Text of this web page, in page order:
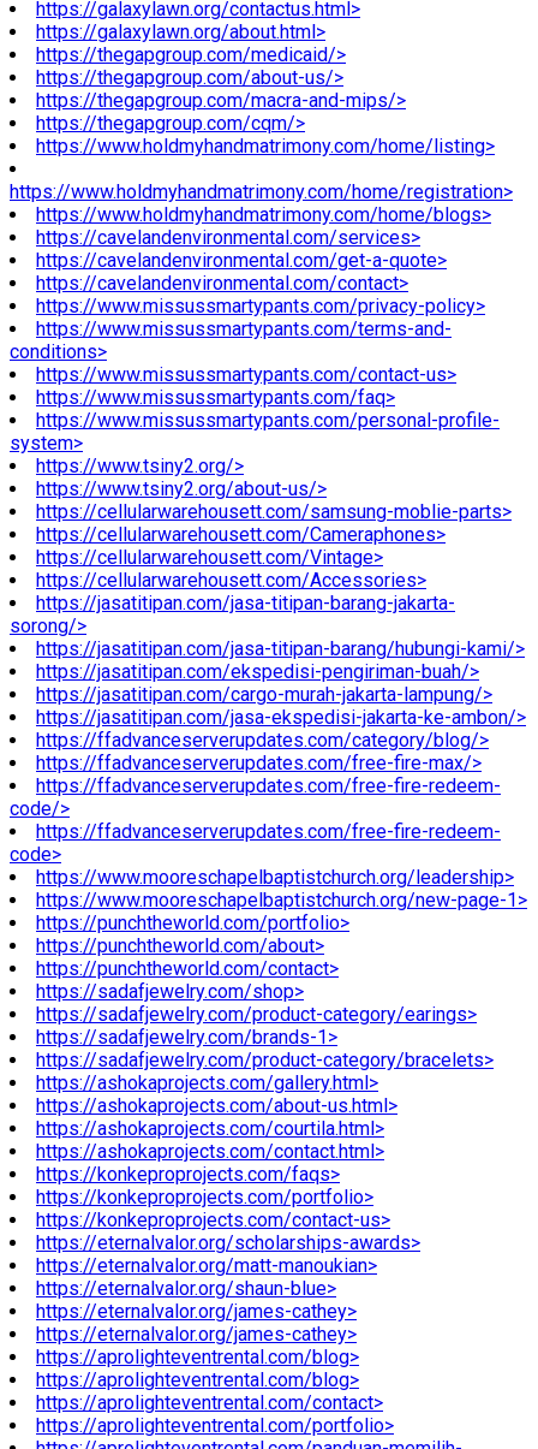
https://galaxylawn.org/contactus.html>
https://galaxylawn.org/about.html>
https://thegapgroup.com/medicaid/>
https://thegapgroup.com/about-us/>
https://thegapgroup.com/macra-and-mips/>
https://thegapgroup.com/cqm/>
https://www.holdmyhandmatrimony.com/home/listing>
https://www.holdmyhandmatrimony.com/home/registration>
https://www.holdmyhandmatrimony.com/home/blogs>
https://cavelandenvironmental.com/services>
https://cavelandenvironmental.com/get-a-quote>
https://cavelandenvironmental.com/contact>
https://www.missussmartypants.com/privacy-policy>
https://www.missussmartypants.com/terms-and-
conditions>
https://www.missussmartypants.com/contact-us>
https://www.missussmartypants.com/faq>
https://www.missussmartypants.com/personal-profile-
system>
https://www.tsiny2.org/>
https://www.tsiny2.org/about-us/>
https://cellularwarehousett.com/samsung-moblie-parts>
https://cellularwarehousett.com/Cameraphones>
https://cellularwarehousett.com/Vintage>
https://cellularwarehousett.com/Accessories>
https://jasatitipan.com/jasa-titipan-barang-jakarta-
sorong/>
https://jasatitipan.com/jasa-titipan-barang/hubungi-kami/>
https://jasatitipan.com/ekspedisi-pengiriman-buah/>
https://jasatitipan.com/cargo-murah-jakarta-lampung/>
https://jasatitipan.com/jasa-ekspedisi-jakarta-ke-ambon/>
https://ffadvanceserverupdates.com/category/blog/>
https://ffadvanceserverupdates.com/free-fire-max/>
https://ffadvanceserverupdates.com/free-fire-redeem-
code/>
https://ffadvanceserverupdates.com/free-fire-redeem-
code>
https://www.mooreschapelbaptistchurch.org/leadership>
https://www.mooreschapelbaptistchurch.org/new-page-1>
https://punchtheworld.com/portfolio>
https://punchtheworld.com/about>
https://punchtheworld.com/contact>
https://sadafjewelry.com/shop>
https://sadafjewelry.com/product-category/earings>
https://sadafjewelry.com/brands-1>
https://sadafjewelry.com/product-category/bracelets>
https://ashokaprojects.com/gallery.html>
https://ashokaprojects.com/about-us.html>
https://ashokaprojects.com/courtila.html>
https://ashokaprojects.com/contact.html>
https://konkeproprojects.com/faqs>
https://konkeproprojects.com/portfolio>
https://konkeproprojects.com/contact-us>
https://eternalvalor.org/scholarships-awards>
https://eternalvalor.org/matt-manoukian>
https://eternalvalor.org/shaun-blue>
https://eternalvalor.org/james-cathey>
https://eternalvalor.org/james-cathey>
https://aprolighteventrental.com/blog>
https://aprolighteventrental.com/blog>
https://aprolighteventrental.com/contact>
https://aprolighteventrental.com/portfolio>